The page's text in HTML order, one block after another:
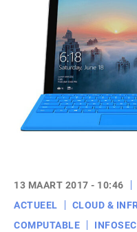
13 MAART 2017 - 10:46
ACTUEEL
CLOUD &
COMPUTABLE